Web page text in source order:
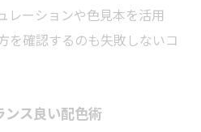
レーションや色見本を活用
を確認するのも失敗しないコ
ス良い配色術